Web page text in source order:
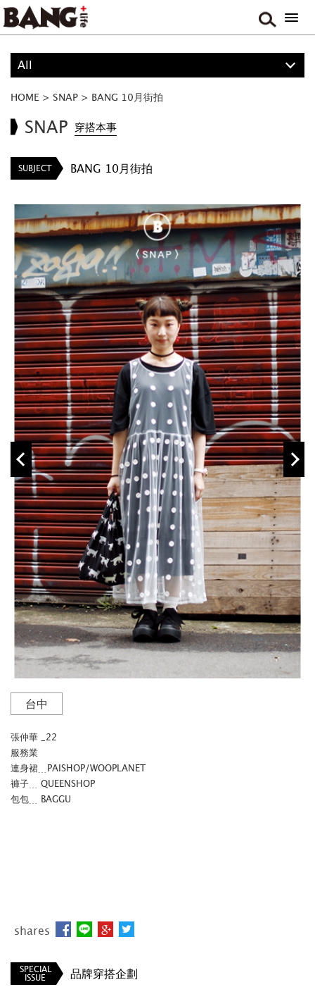
All
BOY
HOME > SNAP > BANG 10月街拍
SNAP 穿搭本事
SUBJECT BANG 10月街拍
台中
張仲華 _22
服務業
連身裙﹍PAISHOP/WOOPLANET
褲子﹍ QUEENSHOP
包包﹍ BAGGU
shares
SPECIAL
ISSUE
品牌穿搭企劃